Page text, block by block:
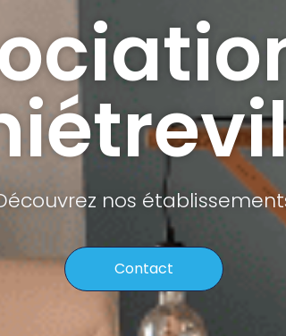
nos
Contact